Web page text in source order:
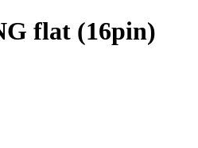
flat (16pin)